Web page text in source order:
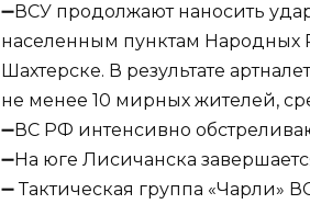
➖ВСУ продолжают наносить
населенным пунктам Народных
Шахтерске. В результате
не менее 10 мирных жителей,
➖ВС РФ интенсивно
➖На юге Лисичанска
➖ Тактическая группа «Чарли»